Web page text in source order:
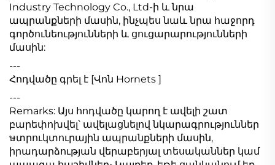
Industry Technology Co., Ltd-ի և նրա
ապրանքների մասին, ինչպես նաև նրա հաջորդ
գործունեությունների և ցուցարարությունների
մասին:
---
Հոդվածը գրել է [Վոն Hornets ]
---
Remarks: Այս հոդվածը կարող է ավելի շատ
բարեփոխվել՝ ավելացնելով նկարագրություններ
ษտրուկտուրային ապրանքների մասին,
իրադարձության վերաբերյալ տեսականներ կամ